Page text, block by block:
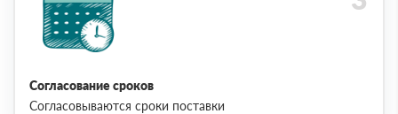
Согласование сроков
Согласовываются сроки поставки